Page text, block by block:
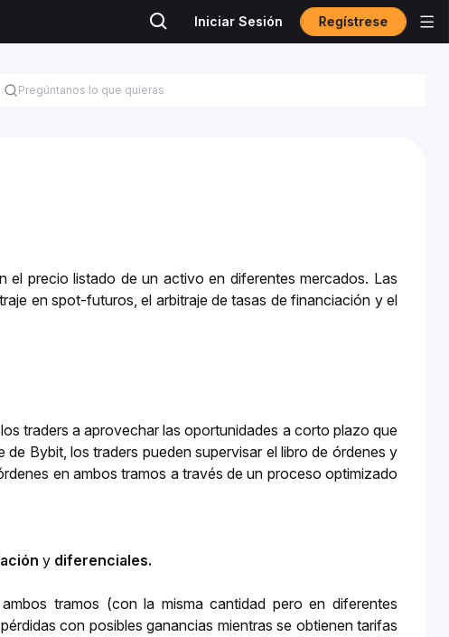
Iniciar Sesión Regístrese
el precio listado de un activo en diferentes mercados. Las
en spot-futuros, el arbitraje de tasas de financiación y el
traders a aprovechar las oportunidades a corto plazo que
Bybit, los traders pueden supervisar el libro de órdenes y
en ambos tramos a través de un proceso optimizado
y diferenciales.
tramos (con la misma cantidad pero en diferentes
con posibles ganancias mientras se obtienen tarifas